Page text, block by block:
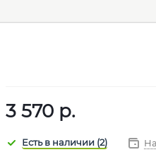
3 570 р.